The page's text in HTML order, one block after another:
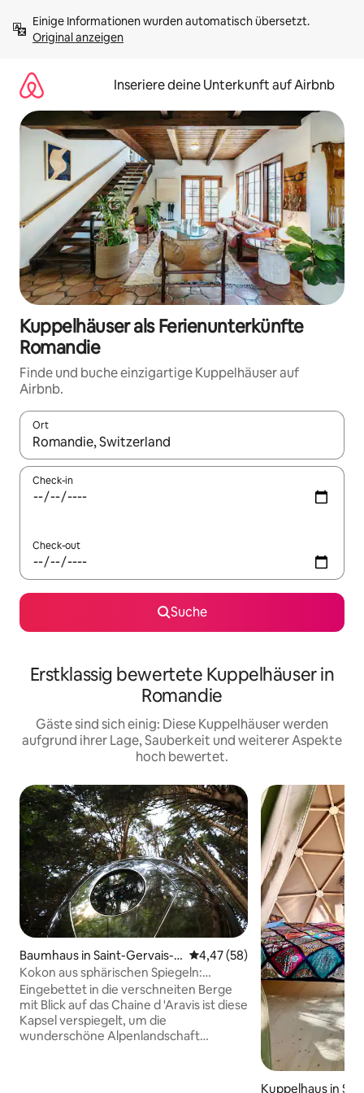
Inhalten
springenOriginal anzeigen
Inseriere deine Unterkunft auf Airbnb
Kuppelhäuser als Ferienunterkünfte
Romandie
Finde und buche einzigartige Kuppelhäuser auf
Airbnb.
Ort
Wenn Ergebnisse verfügbar sind, navigiere mit den
Check-in
Check-out
Suche
Erstklassig bewertete Kuppelhäuser in
Romandie
Gäste sind sich einig: Diese Kuppelhäuser werden
aufgrund ihrer Lage, Sauberkeit und weiterer Aspekte
hoch bewertet.
Baumhaus in Saint-Gervais-l
es-Bains
Durchschnittliche Bewertung:
4,47 (58)
Kokon aus sphärischen Spiegeln:
Bergblick und Whirlpool
Eingebettet in die verschneiten Berge
mit Blick auf das Chaine d 'Aravis ist diese
Kapsel verspiegelt, um die
wunderschöne Alpenlandschaft
Kuppelhaus in